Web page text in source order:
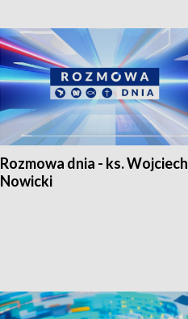
Rozmowa dnia - ks. Wojciech
Nowicki